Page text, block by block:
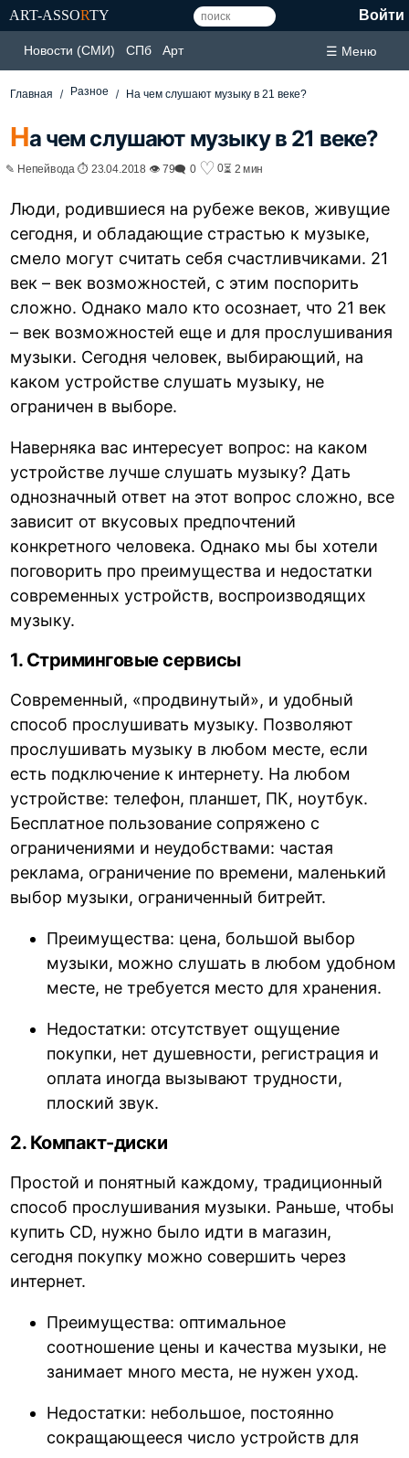
ART-ASSORTY Войти
Новости (СМИ) СПб Арт ☰ Меню
Главная Разное На чем слушают музыку в 21 веке?
На чем слушают музыку в 21 веке?
✎ Непейвода ⏱ 23.04.2018 👁 79🗨 0 ♡ 0⏳ 2 мин
Люди, родившиеся на рубеже веков, живущие
сегодня, и обладающие страстью к музыке,
смело могут считать себя счастливчиками. 21
век – век возможностей, с этим поспорить
сложно. Однако мало кто осознает, что 21 век
– век возможностей еще и для прослушивания
музыки. Сегодня человек, выбирающий, на
каком устройстве слушать музыку, не
ограничен в выборе.
Наверняка вас интересует вопрос: на каком
устройстве лучше слушать музыку? Дать
однозначный ответ на этот вопрос сложно, все
зависит от вкусовых предпочтений
конкретного человека. Однако мы бы хотели
поговорить про преимущества и недостатки
современных устройств, воспроизводящих
музыку.
1. Стриминговые сервисы
Современный, «продвинутый», и удобный
способ прослушивать музыку. Позволяют
прослушивать музыку в любом месте, если
есть подключение к интернету. На любом
устройстве: телефон, планшет, ПК, ноутбук.
Бесплатное пользование сопряжено с
ограничениями и неудобствами: частая
реклама, ограничение по времени, маленький
выбор музыки, ограниченный битрейт.
Преимущества: цена, большой выбор
музыки, можно слушать в любом удобном
месте, не требуется место для хранения.
Недостатки: отсутствует ощущение
покупки, нет душевности, регистрация и
оплата иногда вызывают трудности,
плоский звук.
2. Компакт-диски
Простой и понятный каждому, традиционный
способ прослушивания музыки. Раньше, чтобы
купить CD, нужно было идти в магазин,
сегодня покупку можно совершить через
интернет.
Преимущества: оптимальное
соотношение цены и качества музыки, не
занимает много места, не нужен уход.
Недостатки: небольшое, постоянно
сокращающееся число устройств для